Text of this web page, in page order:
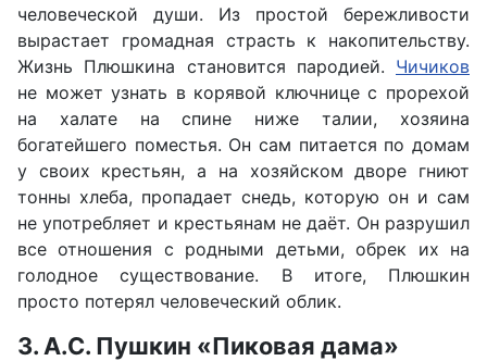
человеческой души. Из простой бережливости
вырастает громадная страсть к накопительству.
Жизнь Плюшкина становится пародией. Чичиков
не может узнать в корявой ключнице с прорехой
на халате на спине ниже талии, хозяина
богатейшего поместья. Он сам питается по домам
у своих крестьян, а на хозяйском дворе гниют
тонны хлеба, пропадает снедь, которую он и сам
не употребляет и крестьянам не даёт. Он разрушил
все отношения с родными детьми, обрек их на
голодное существование. В итоге, Плюшкин
просто потерял человеческий облик.
3. А.С. Пушкин «Пиковая дама»